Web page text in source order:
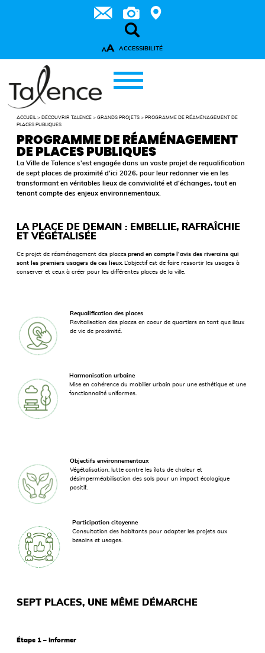
AA ACCESSIBILITÉ
ACCUEIL > DÉCOUVRIR TALENCE >GRANDS PROJETS > PROGRAMME DE RÉAMÉNAGEMENT DE
PLACES PUBLIQUES
PROGRAMME DE RÉAMÉNAGEMENT
DE PLACES PUBLIQUES
La Ville de Talence s’est engagée dans un vaste projet de requalification
de sept places de proximité d’ici 2026, pour leur redonner vie en les
transformant en véritables lieux de convivialité et d’échanges, tout en
tenant compte des enjeux environnementaux.
LA PLACE DE DEMAIN : EMBELLIE, RAFRAÎCHIE
ET VÉGÉTALISÉE
Ce projet de réaménagement des placesprend en compte l’avis des riverains qui
sont les premiers usagers de ces lieux. L’objectif est de faire ressortir les usages à
conserver et ceux à créer pour les différentes places de la ville.
Requalification des places
Revitalisation des places en coeur de quartiers en tant que lieux
de vie de proximité.
Harmonisation urbaine
Mise en cohérence du mobilier urbain pour une esthétique et une
fonctionnalité uniformes.
Objectifs environnementaux
Végétalisation, lutte contre les îlots de chaleur et
désimperméabilisation des sols pour un impact écologique
positif.
Participation citoyenne
Consultation des habitants pour adapter les projets aux
besoins et usages.
SEPT PLACES, UNE MÊME DÉMARCHE
Étape 1 – Informer